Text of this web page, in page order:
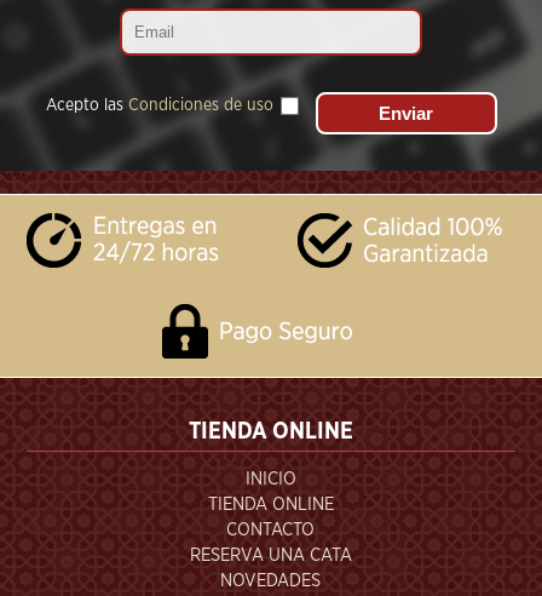
Acepto las Condiciones de uso
```
TIENDA ONLINE
INICIO
TIENDA ONLINE
CONTACTO
RESERVA UNA CATA
NOVEDADES